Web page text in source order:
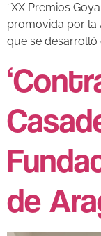
‘’XX Premios
promovida por la
que se desarrolló
de